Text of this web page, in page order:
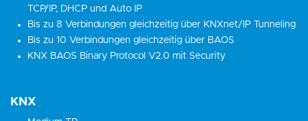
TCP/IP, DHCP und Auto IP
Bis zu 8 Verbindungen gleichzeitig über KNXnet/IP Tunneling
Bis zu 10 Verbindungen gleichzeitig über BAOS
KNX BAOS Binary Protocol V2.0 mit Security
KNX